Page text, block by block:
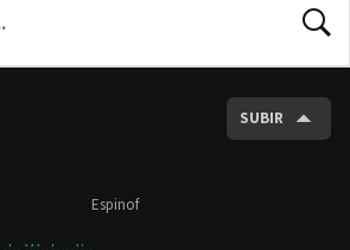
SUBIR
Espinof